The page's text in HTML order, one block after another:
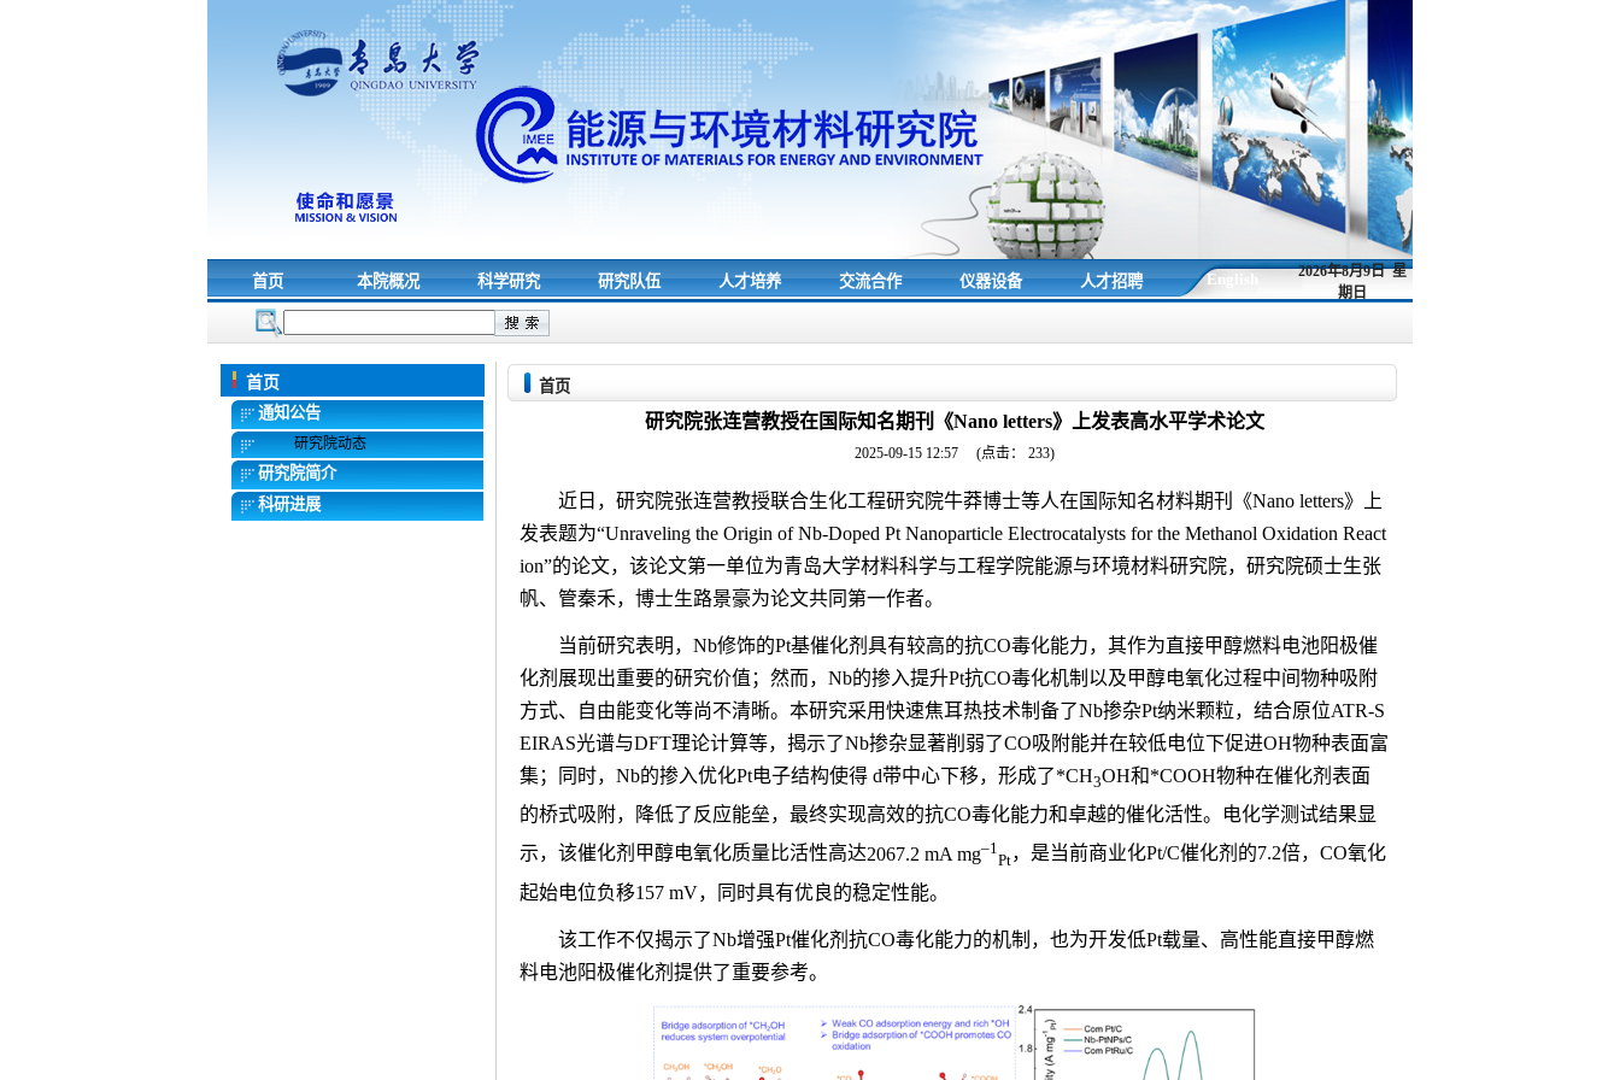
首页 本院概况 科学研究 研究队伍 人才培养 交流合作 仪器设备 人才招聘 English
2026年8月9日 星
期日
首页
通知公告
研究院动态
研究院简介
科研进展
首页
研究院张连营教授在国际知名期刊《Nano letters》上发表高水平学术论文
2025-09-15 12:57 (点击： 233)
近日，研究院张连营教授联合生化工程研究院牛莽博士等人在国际知名材料期刊《Nano letters》上
发表题为“Unraveling the Origin of Nb-Doped Pt Nanoparticle Electrocatalysts for the Methanol Oxidation React
ion”的论文，该论文第一单位为青岛大学材料科学与工程学院能源与环境材料研究院，研究院硕士生张
帆、管秦禾，博士生路景豪为论文共同第一作者。
当前研究表明， Nb修饰的Pt基催化剂具有较高的抗CO毒化能力，其作为直接甲醇燃料电池阳极催
化剂展现出重要的研究价值；然而， Nb的掺入提升Pt抗CO毒化机制以及甲醇电氧化过程中间物种吸附
方式、自由能变化等尚不清晰。本研究采用快速焦耳热技术制备了Nb掺杂Pt纳米颗粒，结合原位ATR-S
EIRAS光谱与DFT理论计算等，揭示了Nb掺杂显著削弱了CO吸附能并在较低电位下促进OH物种表面富
集；同时， Nb的掺入优化Pt电子结构使得 d带中心下移，形成了*CH3OH和*COOH物种在催化剂表面
的桥式吸附，降低了反应能垒，最终实现高效的抗CO毒化能力和卓越的催化活性。电化学测试结果显
示，该催化剂甲醇电氧化质量比活性高达2067.2 mA mg–1
Pt，是当前商业化Pt/C催化剂的7.2倍， CO氧化
起始电位负移157 mV，同时具有优良的稳定性能。
该工作不仅揭示了Nb增强Pt催化剂抗CO毒化能力的机制，也为开发低Pt载量、高性能直接甲醇燃
料电池阳极催化剂提供了重要参考。